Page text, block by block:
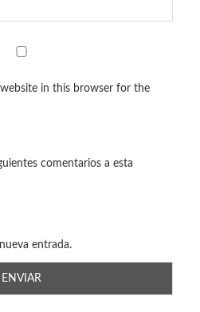
in this browser for the
comentarios a esta
entrada.